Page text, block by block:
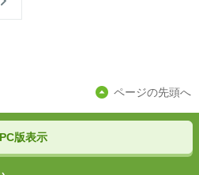
ページの先頭へ
PC版表示